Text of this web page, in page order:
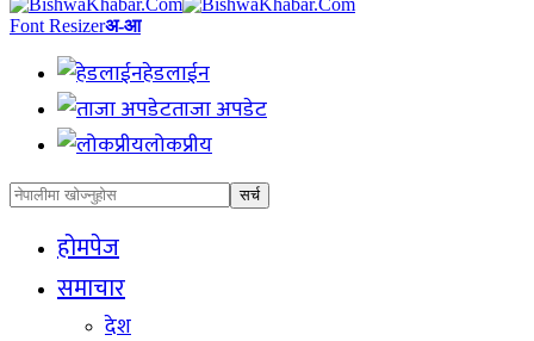
Font Resizerअ-आ
हेडलाईन
ताजा अपडेट
लोकप्रीय
होमपेज
समाचार
देश